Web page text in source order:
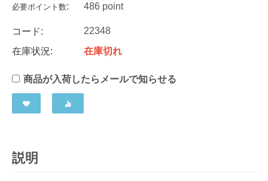
必要ポイント数: 486 point
コード:
22348
在庫状況:
在庫切れ
商品が入荷したらメールで知らせる
説明